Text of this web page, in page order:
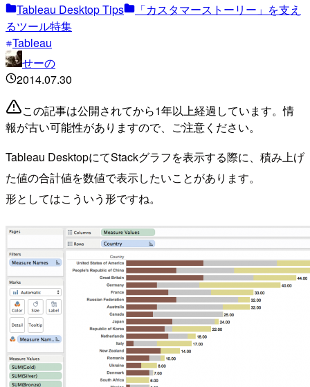
Tableau Desktop Tips
「カスタマーストーリー」を支え
るツール特集
Tableau
せーの
2014.07.30
この記事は公開されてから1年以上経過しています。情
報が古い可能性がありますので、ご注意ください。
Tableau DesktopにてStackグラフを表示する際に、積み上げ
た値の合計値を数値で表示したいことがあります。
形としてはこういう形ですね。